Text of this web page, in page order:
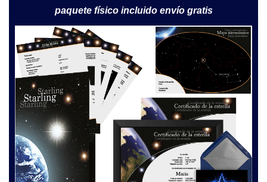
paquete físico incluido envío gratis